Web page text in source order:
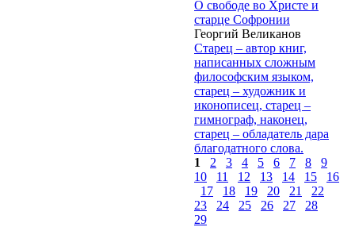
О свободе во Христе и
старце Софронии
Георгий Великанов
Старец – автор книг,
написанных сложным
философским языком,
старец ‒ художник и
иконописец, старец ‒
гимнограф, наконец,
старец ‒ обладатель дара
благодатного слова.
1
2 3 4 5 6 7 8
9
10
11 12 13 14 15
16
17
18 19 20 21
22
23
24 25 26 27
28
29